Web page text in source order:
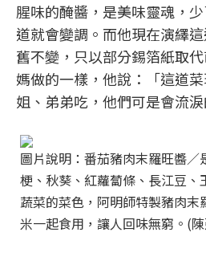
腥味的醃醬，是美味靈魂，
道就會變調。而他現在演繹
舊不變，只以部分錫箔紙取
媽做的一樣，他說：「這道
姐、弟弟吃，他們可是會流淚
圖片說明：番茄豬肉末羅旺醬
梗、秋葵、紅蘿蔔條、長江豆、
蔬菜的菜色，阿明師特製豬肉末
米一起食用，讓人回味無窮。(